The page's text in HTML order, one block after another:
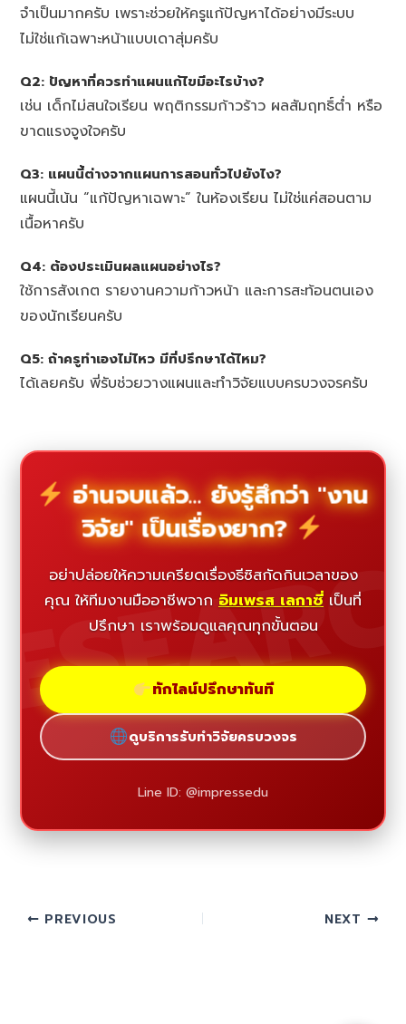
จำเป็นมากครับ เพราะช่วยให้ครูแก้ปัญหาได้อย่างมีระบบ
ไม่ใช่แก้เฉพาะหน้าแบบเดาสุ่มครับ
Q2: ปัญหาที่ควรทำแผนแก้ไขมีอะไรบ้าง?
เช่น เด็กไม่สนใจเรียน พฤติกรรมก้าวร้าว ผลสัมฤทธิ์ต่ำ หรือ
ขาดแรงจูงใจครับ
Q3: แผนนี้ต่างจากแผนการสอนทั่วไปยังไง?
แผนนี้เน้น “แก้ปัญหาเฉพาะ” ในห้องเรียน ไม่ใช่แค่สอนตาม
เนื้อหาครับ
Q4: ต้องประเมินผลแผนอย่างไร?
ใช้การสังเกต รายงานความก้าวหน้า และการสะท้อนตนเอง
ของนักเรียนครับ
Q5: ถ้าครูทำเองไม่ไหว มีที่ปรึกษาได้ไหม?
ได้เลยครับ พี่รับช่วยวางแผนและทำวิจัยแบบครบวงจรครับ
อ่านจบแล้ว... ยังรู้สึกว่า "งาน
วิจัย" เป็นเรื่องยาก?
อย่าปล่อยให้ความเครียดเรื่องธีซิสกัดกินเวลาของ
คุณ ให้ทีมงานมืออาชีพจาก อิมเพรส เลกาซี่ เป็นที่
ปรึกษา เราพร้อมดูแลคุณทุกขั้นตอน
ทักไลน์ปรึกษาทันที
ดูบริการรับทำวิจัยครบวงจร
Line ID: @impressedu
PREVIOUS NEXT